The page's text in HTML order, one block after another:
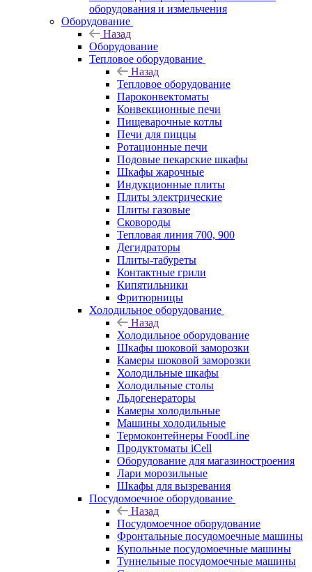
оборудования и измельчения
Оборудование
Назад
Оборудование
Тепловое оборудование
Назад
Тепловое оборудование
Пароконвектоматы
Конвекционные печи
Пищеварочные котлы
Печи для пиццы
Ротационные печи
Подовые пекарские шкафы
Шкафы жарочные
Индукционные плиты
Плиты электрические
Плиты газовые
Сковороды
Тепловая линия 700, 900
Дегидраторы
Плиты-табуреты
Контактные грили
Кипятильники
Фритюрницы
Холодильное оборудование
Назад
Холодильное оборудование
Шкафы шоковой заморозки
Камеры шоковой заморозки
Холодильные шкафы
Холодильные столы
Льдогенераторы
Камеры холодильные
Машины холодильные
Термоконтейнеры FoodLine
Продуктоматы iCell
Оборудование для магазиностроения
Лари морозильные
Шкафы для вызревания
Посудомоечное оборудование
Назад
Посудомоечное оборудование
Фронтальные посудомоечные машины
Купольные посудомоечные машины
Туннельные посудомоечные машины